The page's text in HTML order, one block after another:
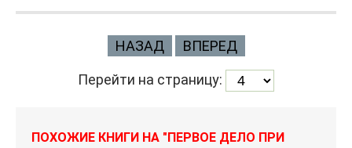
НАЗАД ВПЕРЕД
Перейти на страницу:
ПОХОЖИЕ КНИГИ НА "ПЕРВОЕ ДЕЛО ПРИ